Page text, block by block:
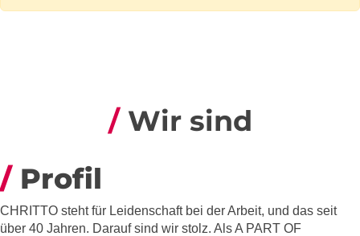
Wir sind
Profil
CHRITTO steht für Leidenschaft bei der Arbeit, und das seit
über 40 Jahren. Darauf sind wir stolz. Als A PART OF